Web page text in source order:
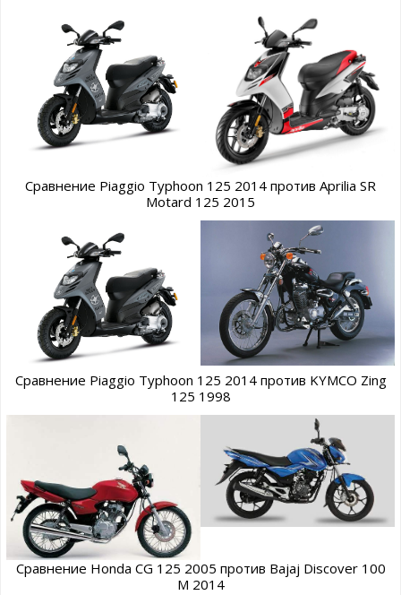
Сравнение Piaggio Typhoon 125 2014 против Aprilia SR
Motard 125 2015
Сравнение Piaggio Typhoon 125 2014 против KYMCO Zing
125 1998
Сравнение Honda CG 125 2005 против Bajaj Discover 100
M 2014